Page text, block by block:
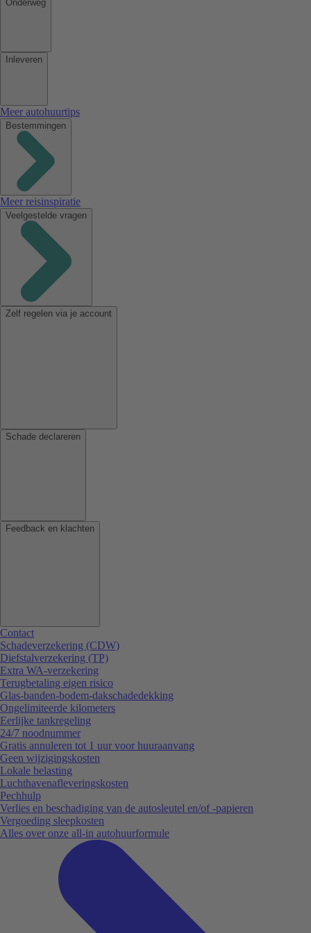
Onderweg
Inleveren
Meer autohuurtips
Bestemmingen
Meer reisinspiratie
Veelgestelde vragen
Zelf regelen via je account
Schade declareren
Feedback en klachten
Contact
Schadeverzekering (CDW)
Diefstalverzekering (TP)
Extra WA-verzekering
Terugbetaling eigen risico
Glas-banden-bodem-dakschadedekking
Ongelimiteerde kilometers
Eerlijke tankregeling
24/7 noodnummer
Gratis annuleren tot 1 uur voor huuraanvang
Geen wijzigingskosten
Lokale belasting
Luchthavenafleveringskosten
Pechhulp
Verlies en beschadiging van de autosleutel en/of -papieren
Vergoeding sleepkosten
Alles over onze all-in autohuurformule